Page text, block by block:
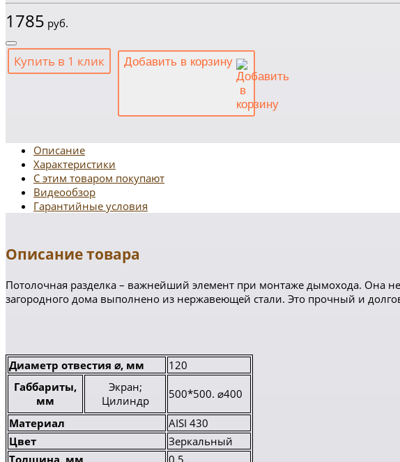
1785 руб.
Купить в 1 клик Добавить в корзину
Описание
Характеристики
С этим товаром покупают
Видеообзор
Гарантийные условия
Описание товара
Потолочная разделка – важнейший элемент при монтаже дымохода. Она
загородного дома выполнено из нержавеющей стали. Это прочный и
Диаметр отвестия ⌀, мм
120
Габбариты,
мм
Экран;
Цилиндр
500*500. ⌀400
Материал
AISI 430
Цвет
Зеркальный
Толщина, мм
0,5